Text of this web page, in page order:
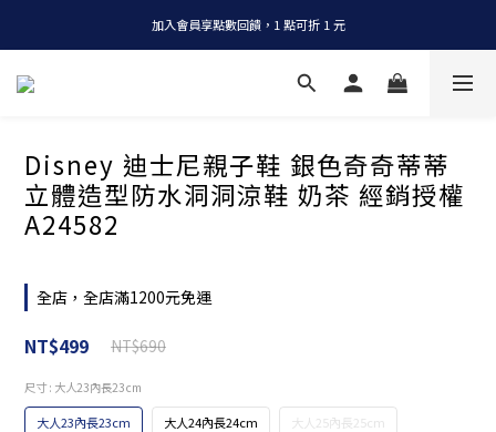
全店消費滿 NT$1200，即享免運
加入會員享點數回饋，1 點可折 1 元
全店消費滿 NT$1200，即享免運
Disney 迪士尼親子鞋 銀色奇奇蒂蒂
立體造型防水洞洞涼鞋 奶茶 經銷授權
A24582
全店，全店滿1200元免運
NT$499 NT$690
尺寸 : 大人23內長23cm
大人23內長23cm 大人24內長24cm 大人25內長25cm